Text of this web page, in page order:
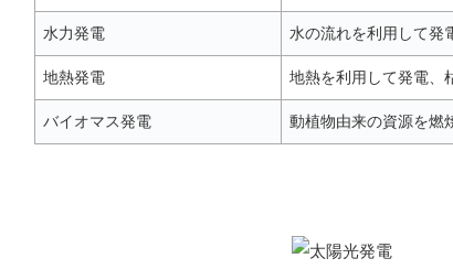
水力発電 水の流れを利用して発
地熱発電 地熱を利用して発電、
バイオマス発電 動植物由来の資源を燃